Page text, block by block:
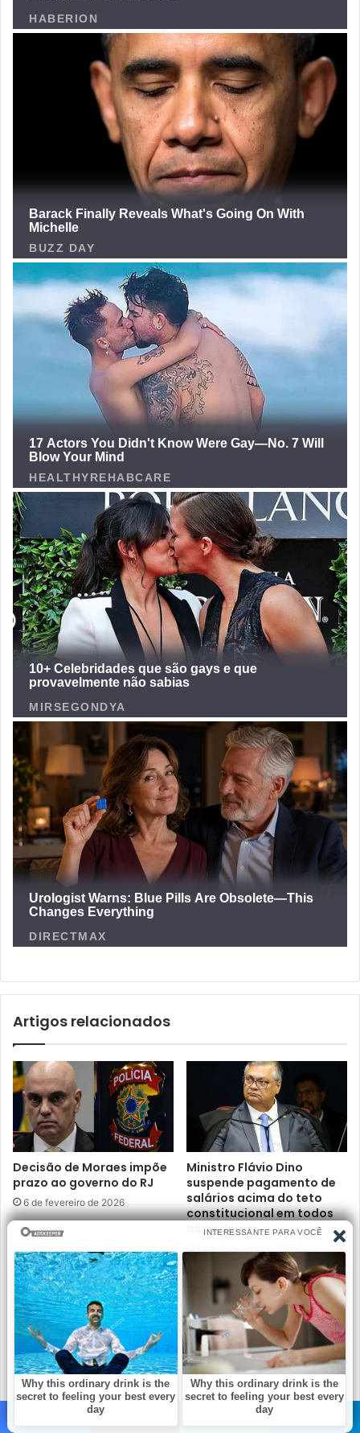
Artigos relacionados
Decisão de Moraes impõe
prazo ao governo do RJ
6 de fevereiro de 2026
Ministro Flávio Dino
suspende pagamento de
salários acima do teto
constitucional em todos
os poderes
Mãe e filha são
encontradas sem vida em
6 de fevereiro de 2026
Na Europa, Nikolas Ferreira
faz graves denúncias de
censura; veja
4 de fevereiro de 2026